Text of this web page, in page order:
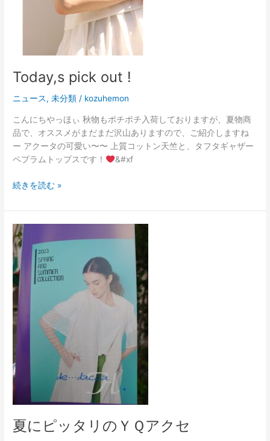
Today,s pick out !
ニュース,未分類 / kozuhemon
こんにちやっほぃ 秋物もポチポチ入荷しておりますが、夏物商
品で、オススメがまだまだ沢山ありますので、ご紹介しますね
ー アクータの可愛い〜〜 上質コットン天竺と、タフタギャザー
ペプラムトップスです！
&#xf
続きを読む »
夏にピッタリのＹＱアクセ
夏
に
ピ
ッ
タ
リ
の
Ｙ
ク
セ